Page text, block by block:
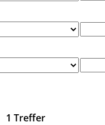
1 Treffer